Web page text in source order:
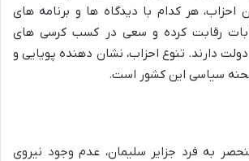
احزاب، هر کدام با دیدگاه ها و برنامه های
رقابت کرده و سعی در کسب کرسی های
دارند. تنوع احزاب، نشان دهنده پویایی و
سیاسی این کشور است.
به فرد جزایر سلیمان، عدم وجود نیروی